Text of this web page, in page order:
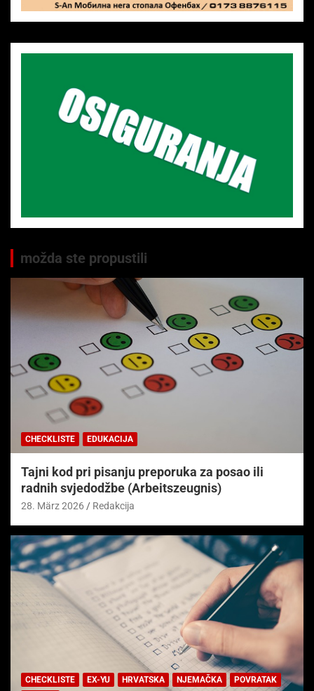
možda ste propustili
CHECKLISTE EDUKACIJA
Tajni kod pri pisanju preporuka za posao ili
radnih svjedodžbe (Arbeitszeugnis)
28. März 2026 Redakcija
CHECKLISTE EX-YU HRVATSKA NJEMAČKA
POVRATAK